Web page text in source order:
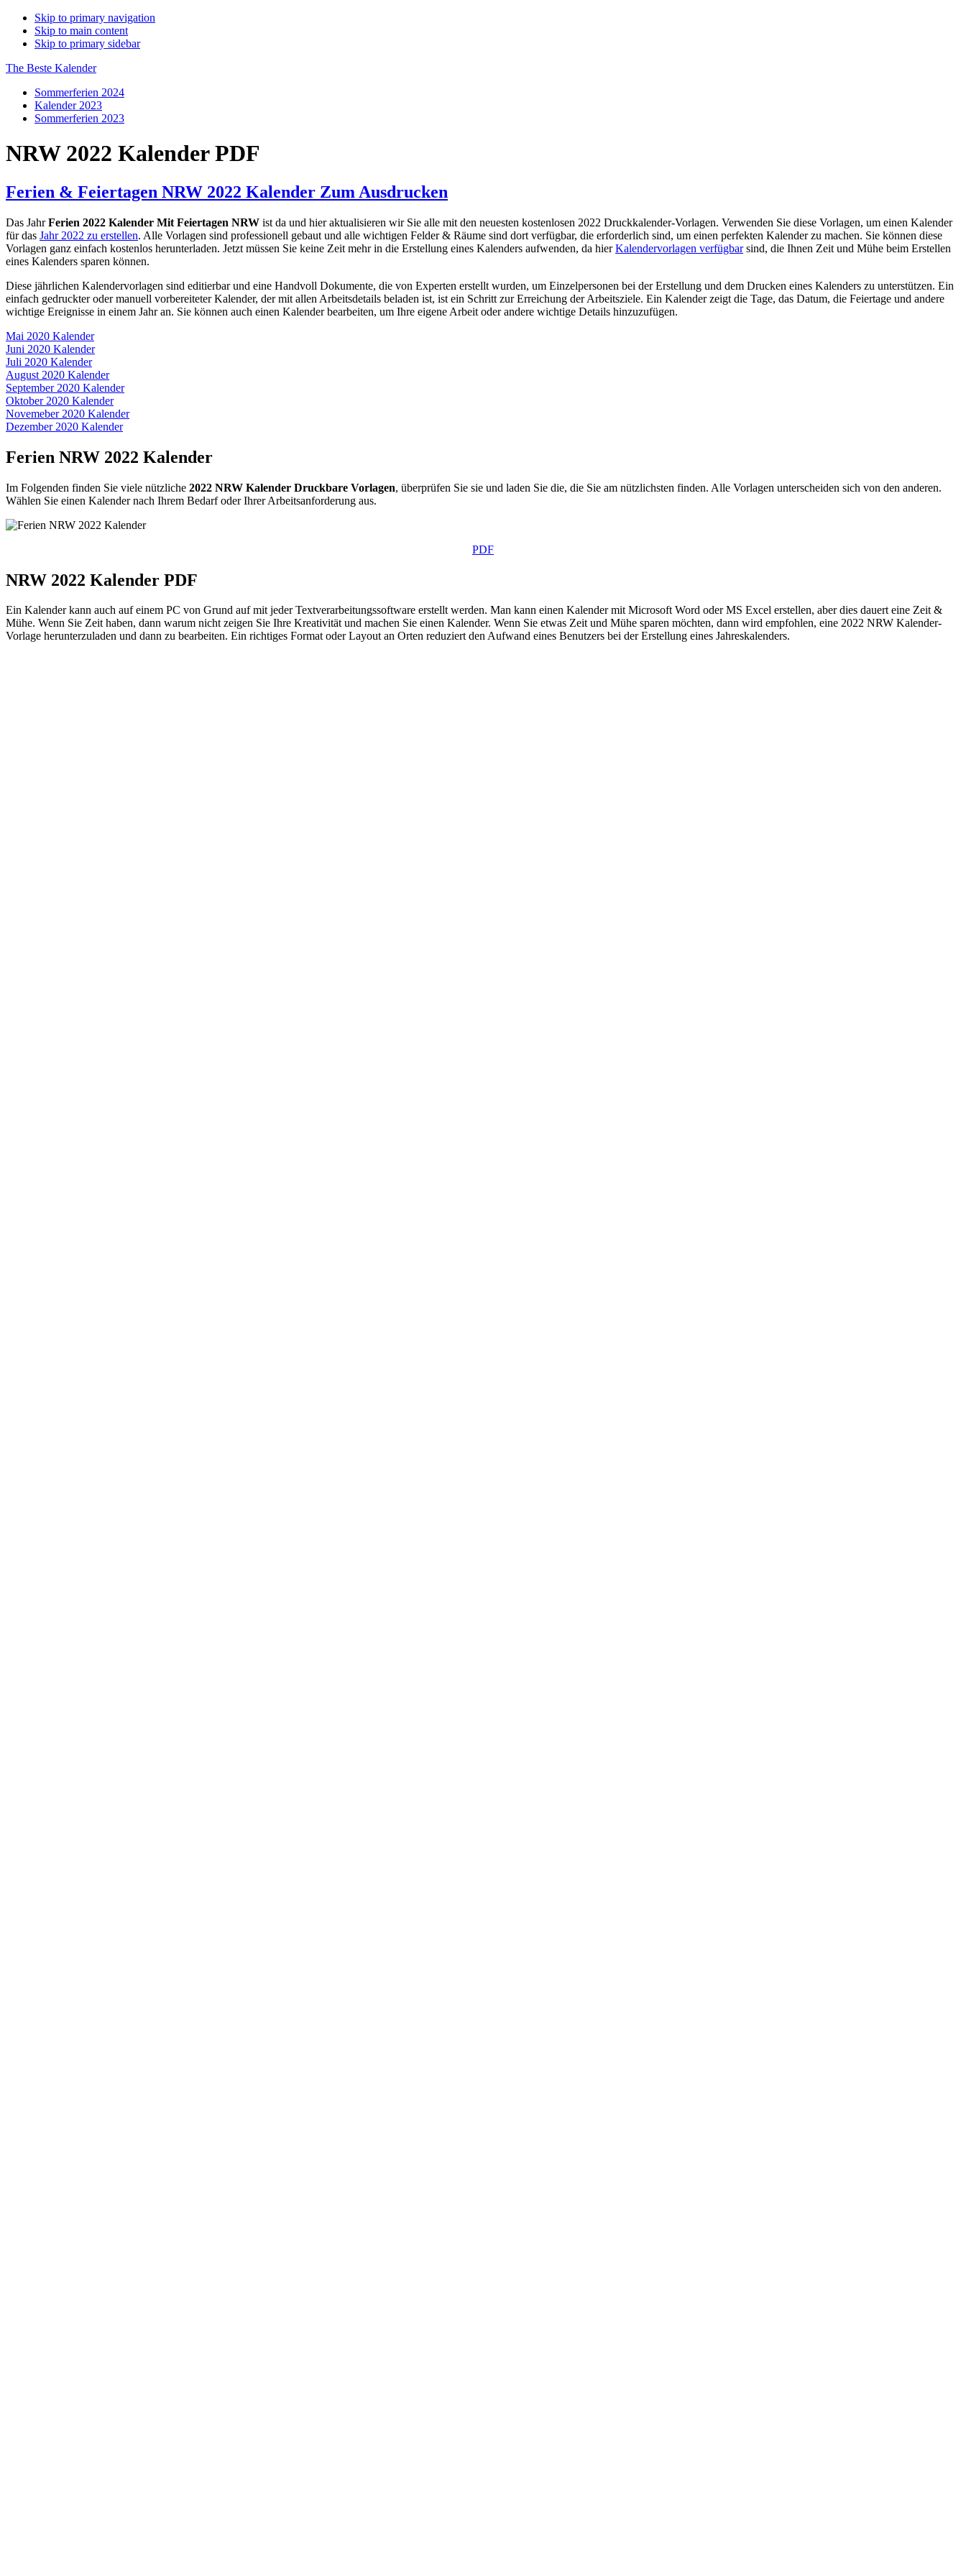
Skip to primary navigation
Skip to main content
Skip to primary sidebar
The Beste Kalender
Sommerferien 2024
Kalender 2023
Sommerferien 2023
NRW 2022 Kalender PDF
Ferien & Feiertagen NRW 2022 Kalender Zum Ausdrucken
Das JahrFerien 2022 Kalender Mit Feiertagen NRW ist da und hier aktualisieren wir Sie alle mit den neuesten kostenlosen 2022 Druckkalender-Vorlagen. Verwenden Sie diese Vorlagen, um einen Kalender
für das Jahr 2022 zu erstellen. Alle Vorlagen sind professionell gebaut und alle wichtigen Felder & Räume sind dort verfügbar, die erforderlich sind, um einen perfekten Kalender zu machen. Sie können diese
Vorlagen ganz einfach kostenlos herunterladen. Jetzt müssen Sie keine Zeit mehr in die Erstellung eines Kalenders aufwenden, da hierKalendervorlagen verfügbarsind, die Ihnen Zeit und Mühe beim Erstellen
eines Kalenders sparen können.
Diese jährlichen Kalendervorlagen sind editierbar und eine Handvoll Dokumente, die von Experten erstellt wurden, um Einzelpersonen bei der Erstellung und dem Drucken eines Kalenders zu unterstützen. Ein
einfach gedruckter oder manuell vorbereiteter Kalender, der mit allen Arbeitsdetails beladen ist, ist ein Schritt zur Erreichung der Arbeitsziele. Ein Kalender zeigt die Tage, das Datum, die Feiertage und andere
wichtige Ereignisse in einem Jahr an. Sie können auch einen Kalender bearbeiten, um Ihre eigene Arbeit oder andere wichtige Details hinzuzufügen.
Mai 2020 Kalender
Juni 2020 Kalender
Juli 2020 Kalender
August 2020 Kalender
September 2020 Kalender
Oktober 2020 Kalender
Novemeber 2020 Kalender
Dezember 2020 Kalender
Ferien NRW 2022 Kalender
Im Folgenden finden Sie viele nützliche 2022 NRW Kalender Druckbare Vorlagen, überprüfen Sie sie und laden Sie die, die Sie am nützlichsten finden. Alle Vorlagen unterscheiden sich von den anderen.
Wählen Sie einen Kalender nach Ihrem Bedarf oder Ihrer Arbeitsanforderung aus.
PDF
NRW 2022 Kalender PDF
Ein Kalender kann auch auf einem PC von Grund auf mit jeder Textverarbeitungssoftware erstellt werden. Man kann einen Kalender mit Microsoft Word oder MS Excel erstellen, aber dies dauert eine Zeit &
Mühe. Wenn Sie Zeit haben, dann warum nicht zeigen Sie Ihre Kreativität und machen Sie einen Kalender. Wenn Sie etwas Zeit und Mühe sparen möchten, dann wird empfohlen, eine 2022 NRW Kalender-
Vorlage herunterzuladen und dann zu bearbeiten. Ein richtiges Format oder Layout an Orten reduziert den Aufwand eines Benutzers bei der Erstellung eines Jahreskalenders.